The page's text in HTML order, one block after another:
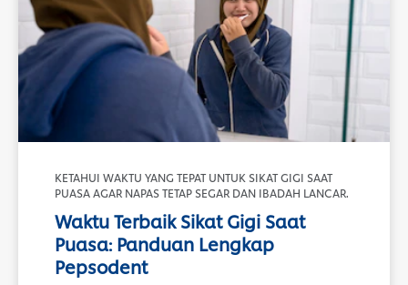
KETAHUI WAKTU YANG TEPAT UNTUK SIKAT GIGI SAAT
PUASA AGAR NAPAS TETAP SEGAR DAN IBADAH LANCAR.
Waktu Terbaik Sikat Gigi Saat
Puasa: Panduan Lengkap
Pepsodent